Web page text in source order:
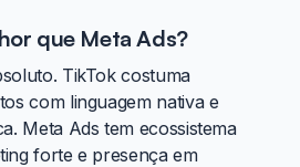
que Meta Ads?
TikTok costuma
com linguagem nativa e
Meta Ads tem ecossistema
forte e presença em